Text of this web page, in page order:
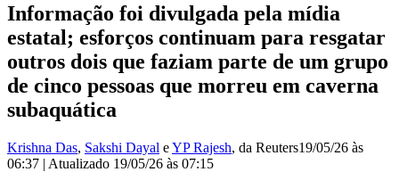
Informação foi divulgada pela mídia
estatal; esforços continuam para resgatar
outros dois que faziam parte de um grupo
de cinco pessoas que morreu em caverna
subaquática
Krishna Das, Sakshi Dayal eYP Rajesh, da Reuters19/05/26 às
06:37 | Atualizado 19/05/26 às 07:15